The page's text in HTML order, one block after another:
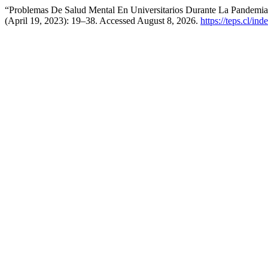
“Problemas De Salud Mental En Universitarios Durante La
(April 19, 2023): 19–38. Accessed August 8, 2026. https://teps.cl/